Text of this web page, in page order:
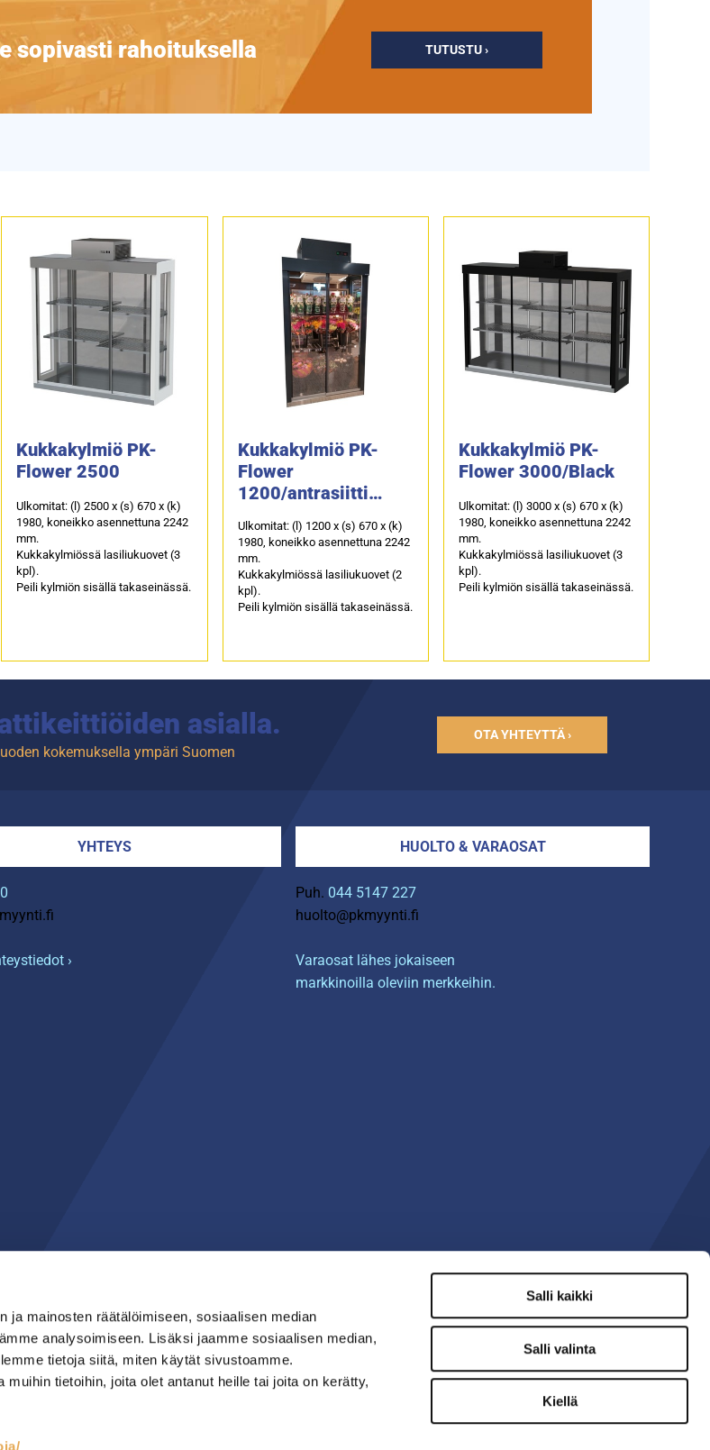
ja mainosten räätälöimiseen, sosiaalisen median
analysoimiseen. Lisäksi jaamme sosiaalisen median,
tietoja siitä, miten käytät sivustoamme.
tietoihin, joita olet antanut heille tai joita on kerätty,
Salli kaikki
Salli valinta
Kiellä
sopivasti rahoituksella TUTUSTU ›
Kukkakylmiö PK-
Flower 2500
Ulkomitat: (l) 2500 x (s) 670 x (k)
1980, koneikko asennettuna 2242
mm.
Kukkakylmiössä lasiliukuovet (3
kpl).
Peili kylmiön sisällä takaseinässä.
Kukkakylmiö PK-
Flower
1200/antrasiitti
Ulkomitat: (l) 1200 x (s) 670 x (k)
1980, koneikko asennettuna 2242
mm.
Kukkakylmiössä lasiliukuovet (2
kpl).
Peili kylmiön sisällä takaseinässä.
Kukkakylmiö PK-
Flower 3000/Black
Ulkomitat: (l) 3000 x (s) 670 x (k)
1980, koneikko asennettuna 2242
mm.
Kukkakylmiössä lasiliukuovet (3
kpl).
Peili kylmiön sisällä takaseinässä.
asialla.
kokemuksella ympäri Suomen
OTA YHTEYTTÄ ›
YHTEYS
›
HUOLTO & VARAOSAT
Puh. 044 5147 227
huolto@pkmyynti.fi
Varaosat lähes jokaiseen
markkinoilla oleviin merkkeihin.